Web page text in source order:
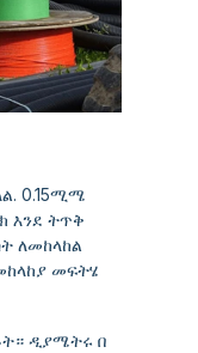
0.15ሚሜ
እንደ ትጥቅ
ለመከላከል
መፍትሄ
ዲያሜትሩ በ